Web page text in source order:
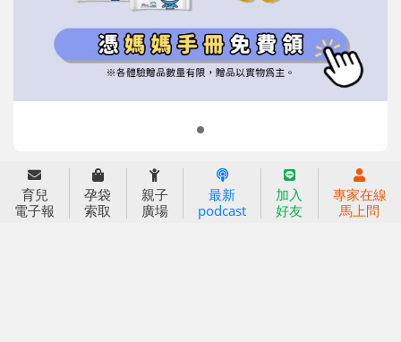
2022信誼年度報告
2023信誼年度報告
2024信誼年度報告
育兒服務
好好育兒
好孕袋
小袋鼠幼師網
育兒
電子報
孕袋
索取
親子
廣場
最新
podcast
加入
好友
專家在線
馬上問